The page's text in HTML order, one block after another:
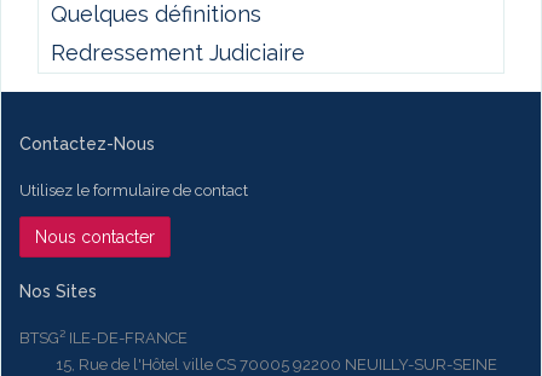
Quelques définitions
Redressement Judiciaire
Contactez-Nous
Utilisez le formulaire de contact
Nous contacter
Nos Sites
BTSG² ILE-DE-FRANCE
15, Rue de l'Hôtel ville CS 70005 92200 NEUILLY-SUR-SEINE